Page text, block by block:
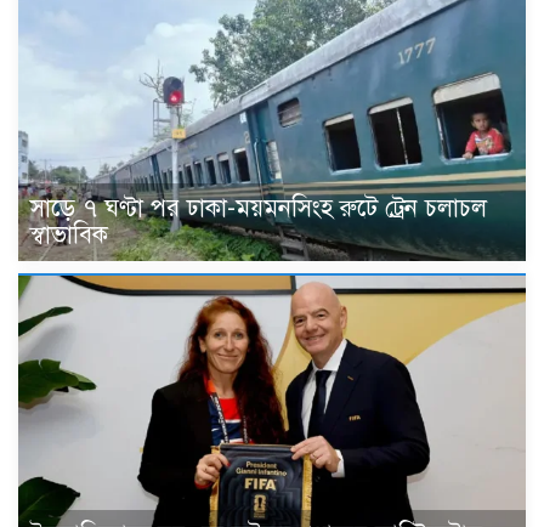
সাড়ে ৭ ঘণ্টা পর ঢাকা-ময়মনসিংহ রুটে ট্রেন চলাচল
স্বাভাবিক